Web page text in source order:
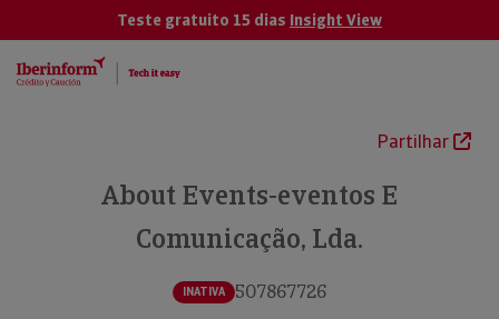
Teste gratuito 15 dias Insight View
Partilhar
About Events-eventos E
Comunicação, Lda.
INATIVA 507867726